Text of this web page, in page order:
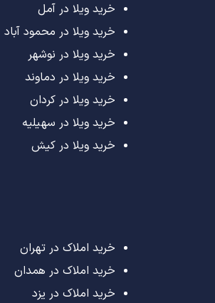
خرید ویلا در آمل
خرید ویلا در محمود آباد
خرید ویلا در نوشهر
خرید ویلا در دماوند
خرید ویلا در کردان
خرید ویلا در سهیلیه
خرید ویلا در کیش
خرید املاک در تهران
خرید املاک در همدان
خرید املاک در یزد